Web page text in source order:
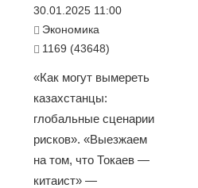
30.01.2025 11:00
Экономика
1169 (43648)
«Как могут вымереть
казахстанцы:
глобальные сценарии
рисков». «Выезжаем
на том, что Токаев —
китаист» —